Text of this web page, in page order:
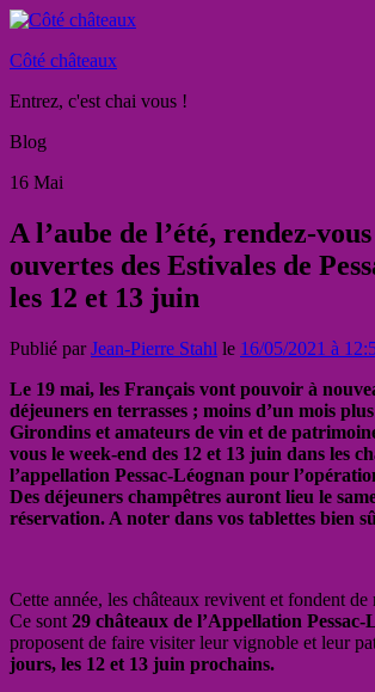
Côté châteaux
Entrez, c'est chai vous !
Blog
16 Mai
A l’aube de l’été, rendez-
ouvertes des Estivales de
les 12 et 13 juin
Publié parJean-Pierre Stahl le 16/05/2021 à
Le 19 mai, les Français vont pouvoir à
déjeuners en terrasses ; moins d’un mois
Girondins et amateurs de vin et de
vous le week-end des 12 et 13 juin dans les
l’appellation Pessac-Léognan pour
Des déjeuners champêtres auront lieu le
réservation. A noter dans vos tablettes bien
Cette année, les châteaux revivent et fondent de
Ce sont 29 châteaux de l’Appellation Pessac-
proposent de faire visiter leur vignoble et leur
jours, les 12 et 13 juin prochains.